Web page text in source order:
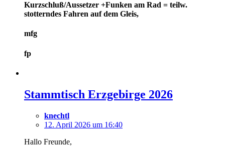
Kurzschluß/Aussetzer +Funken am Rad = teilw.
stotterndes Fahren auf dem Gleis,
mfg
fp
Stammtisch Erzgebirge 2026
knechtl
12. April 2026 um 16:40
Hallo Freunde,